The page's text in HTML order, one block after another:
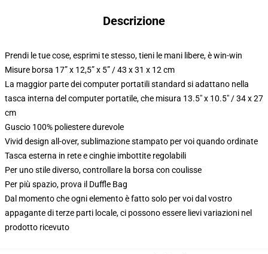
Descrizione
Prendi le tue cose, esprimi te stesso, tieni le mani libere, è win-win
Misure borsa 17” x 12,5” x 5” / 43 x 31 x 12 cm
La maggior parte dei computer portatili standard si adattano nella
tasca interna del computer portatile, che misura 13.5" x 10.5" / 34 x 27
cm
Guscio 100% poliestere durevole
Vivid design all-over, sublimazione stampato per voi quando ordinate
Tasca esterna in rete e cinghie imbottite regolabili
Per uno stile diverso, controllare la borsa con coulisse
Per più spazio, prova il Duffle Bag
Dal momento che ogni elemento è fatto solo per voi dal vostro
appagante di terze parti locale, ci possono essere lievi variazioni nel
prodotto ricevuto